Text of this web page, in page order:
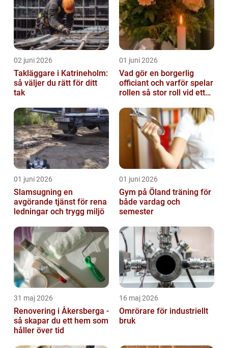
02 juni 2026
Takläggare i Katrineholm:
så väljer du rätt för ditt
tak
01 juni 2026
Vad gör en borgerlig
officiant och varför spelar
rollen så stor roll vid ett
01 juni 2026
Slamsugning en
avgörande tjänst för rena
ledningar och trygg miljö
01 juni 2026
Gym på Öland träning för
både vardag och
semester
31 maj 2026
Renovering i Åkersberga -
så skapar du ett hem som
håller över tid
16 maj 2026
Omrörare för industriellt
bruk